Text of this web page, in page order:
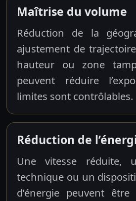
Maîtrise du volume
Réduction de la
ajustement de
hauteur ou zone
peuvent réduire
limites sont contrôlables.
Réduction de
Une vitesse réduite,
technique ou un
d’énergie peuvent